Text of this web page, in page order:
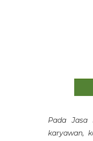
Pada Jasa
karyawan,